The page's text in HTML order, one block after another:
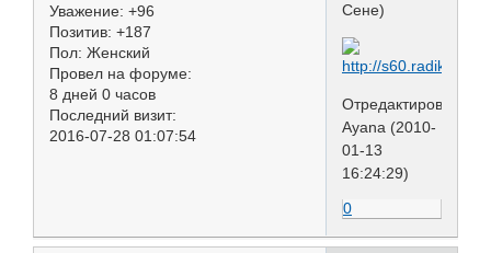
Уважение: +96
Позитив: +187
Пол: Женский
Провел на форуме:
8 дней 0 часов
Последний визит:
2016-07-28 01:07:54
Сене)
Отредактировано
Ayana (2010-
01-13
16:24:29)
0